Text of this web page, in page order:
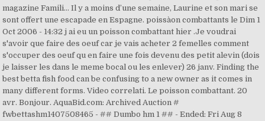
magazine Famili… Il y a moins d’une semaine, Laurine et son mari se
sont offert une escapade en Espagne. poissàon combattants le Dim 1
Oct 2006 - 14:32 j ai eu un poisson combattant hier .Je voudrai
s'avoir que faire des oeuf car je vais acheter 2 femelles comment
s'occuper des oeuf qu en faire une fois devenu des petit alevin (dois
je laisser les dans le meme bocal ou les enlever) 26 janv. Finding the
best betta fish food can be confusing to a new owner as it comes in
many different forms. Video correlati. Le poisson combattant. 20
avr. Bonjour. AquaBid.com: Archived Auction #
fwbettashm1407508465 - ## Dumbo hm 1 ## - Ended: Fri Aug 8